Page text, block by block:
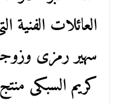
العائلات الفنية
سهير رمزى
كريم السبكى